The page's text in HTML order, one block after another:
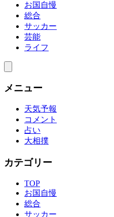
お国自慢
総合
サッカー
芸能
ライフ
メニュー
天気予報
コメント
占い
大相撲
カテゴリー
TOP
お国自慢
総合
サッカー